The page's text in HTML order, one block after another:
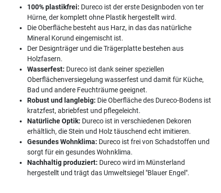
100% plastikfrei: Dureco ist der erste Designboden von ter
Hürne, der komplett ohne Plastik hergestellt wird.
Die Oberfläche besteht aus Harz, in das das natürliche
Mineral Korund eingemischt ist.
Der Designträger und die Trägerplatte bestehen aus
Holzfasern.
Wasserfest: Dureco ist dank seiner speziellen
Oberflächenversiegelung wasserfest und damit für Küche,
Bad und andere Feuchträume geeignet.
Robust und langlebig: Die Oberfläche des Dureco-Bodens ist
kratzfest, abriebfest und pflegeleicht.
Natürliche Optik: Dureco ist in verschiedenen Dekoren
erhältlich, die Stein und Holz täuschend echt imitieren.
Gesundes Wohnklima: Dureco ist frei von Schadstoffen und
sorgt für ein gesundes Wohnklima.
Nachhaltig produziert: Dureco wird im Münsterland
hergestellt und trägt das Umweltsiegel "Blauer Engel".